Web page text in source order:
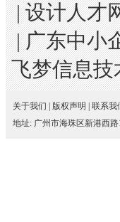
|设计人才
|广东中小
飞梦信息技
关于我们 版权声明 联系我
地址: 广州市海珠区新港西